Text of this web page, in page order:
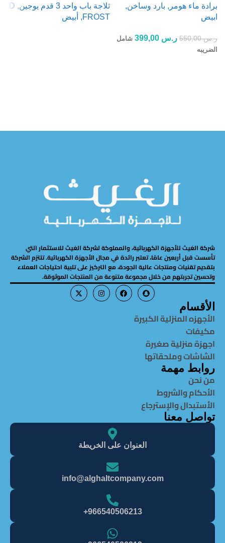
برادة ماء هومر, بارد وساخن,
ابيض
ر.س550,00 ر.س
شامل
الضريبه
ثلاجة باب واحد 3 قدم يوجين, D
FROST, أبيض
شركة الغيث للأجهزة الكهربائية، والمملوكة لشركة الغيث للاستثمار التي
تأسست قبل أربعين عامًا، تعتبر رائدة في مجال الأجهزة الكهربائية. تلتزم الشركة
بتقديم تقنيات ومنتجات عالية الجودة، مع التركيز على تلبية احتياجات العملاء
وتحسين تجربتهم من خلال مجموعة متنوعة من المنتجات الموثوقة.
الأقسام
الأجهزه المنزلية الكبيرة
مكيفات
اجهزة منزلية صغيرة
الشاشات وملحقاتها
روابط مهمة
من نحن
الأحكام والشروط
الأستبدال والإسترجاع
تواصل معنا
العنوان على الخريطة
info@alghaItcompany.com
966540506213+